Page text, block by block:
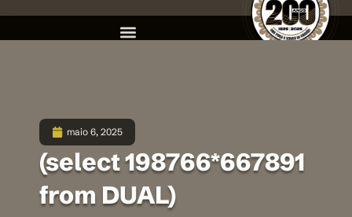
maio 6, 2025
(select 198766*667891
from DUAL)